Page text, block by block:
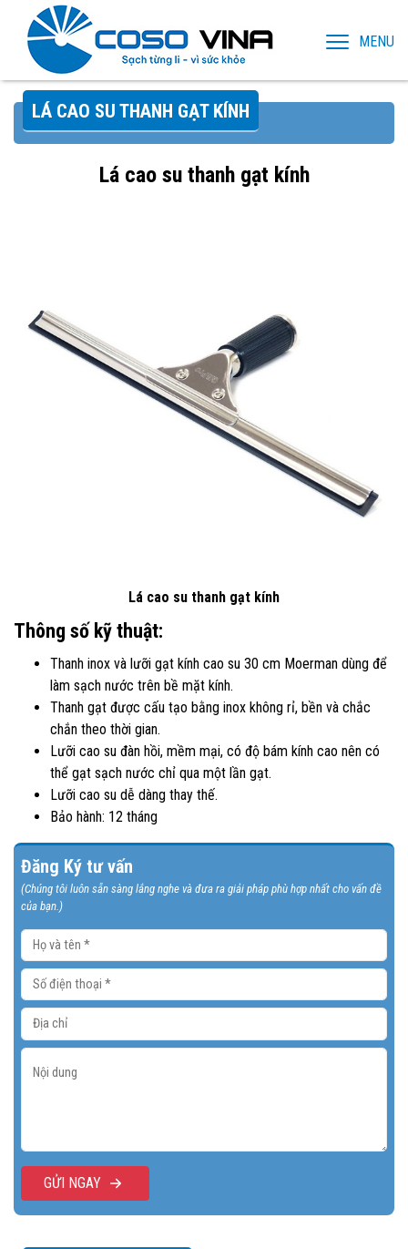
MENU
LÁ CAO SU THANH GẠT KÍNH
Lá cao su thanh gạt kính
Lá cao su thanh gạt kính
Thông số kỹ thuật:
Thanh inox và lưỡi gạt kính cao su 30 cm Moerman dùng để
làm sạch nước trên bề mặt kính.
Thanh gạt được cấu tạo bằng inox không rỉ, bền và chắc
chắn theo thời gian.
Lưỡi cao su đàn hồi, mềm mại, có độ bám kính cao nên có
thể gạt sạch nước chỉ qua một lần gạt.
Lưỡi cao su dễ dàng thay thế.
Bảo hành: 12 tháng
Đăng Ký tư vấn
(Chúng tôi luôn sẵn sàng lắng nghe và đưa ra giải pháp phù hợp nhất cho vấn đề
của bạn.)
GỬI NGAY